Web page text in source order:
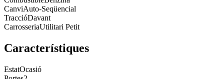
CanviAuto-Seqüencial
TraccióDavant
CarrosseriaUtilitari Petit
Característiques
EstatOcasió